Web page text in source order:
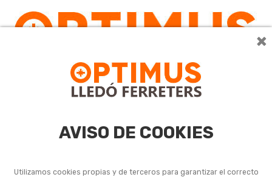
×
AVISO DE COOKIES
Utilizamos cookies propias y de terceros para garantizar el correcto